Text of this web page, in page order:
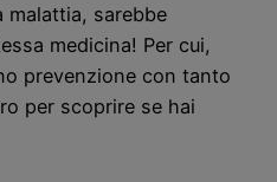
malattia, sarebbe
medicina! Per cui,
prevenzione con tanto
per scoprire se hai